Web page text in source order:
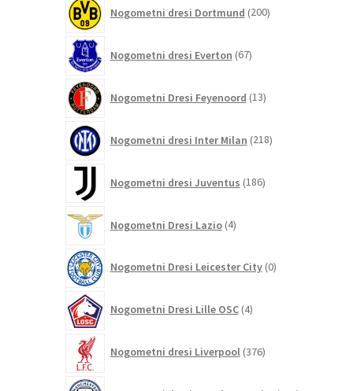
Nogometni dresi Dortmund 200izdelkov
Nogometni dresi Everton 67izdelkov
Nogometni Dresi Feyenoord 13izdelkov
Nogometni dresi Inter Milan 218izdelkov
Nogometni dresi Juventus 186izdelkov
Nogometni Dresi Lazio 4izdelki
Nogometni Dresi Leicester City 0izdelkov
Nogometni Dresi Lille OSC 4izdelki
Nogometni dresi Liverpool 376izdelkov